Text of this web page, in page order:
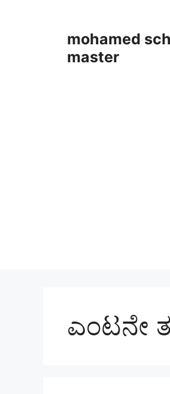
mohamed
master
ಎಂಟನೇ